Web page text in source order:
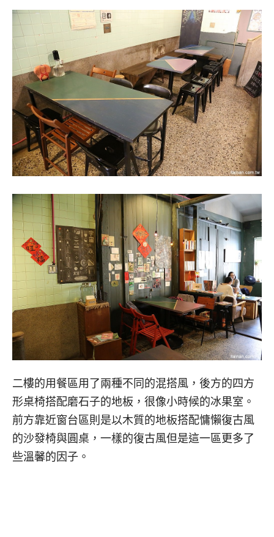
二樓的用餐區用了兩種不同的混搭風，後方的四方
形桌椅搭配磨石子的地板，很像小時候的冰果室。
前方靠近窗台區則是以木質的地板搭配慵懶復古風
的沙發椅與圓桌，一樣的復古風但是這一區更多了
些溫馨的因子。